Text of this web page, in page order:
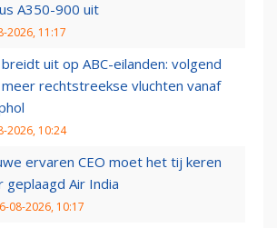
A350-900 uit
2026, 11:17
uit op ABC-eilanden: volgend
rechtstreekse vluchten vanaf
2026, 10:24
ervaren CEO moet het tij keren
geplaagd Air India
08-2026, 10:17